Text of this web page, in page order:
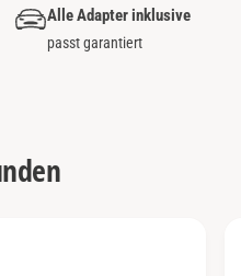
Alle Adapter inklusive
passt garantiert